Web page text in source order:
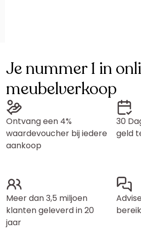
Je nummer 1 in
meubelverkoop
Ontvang een 4%
waardevoucher bij iedere
aankoop
30
geld
Meer dan 3,5 miljoen
klanten geleverd in 20
jaar